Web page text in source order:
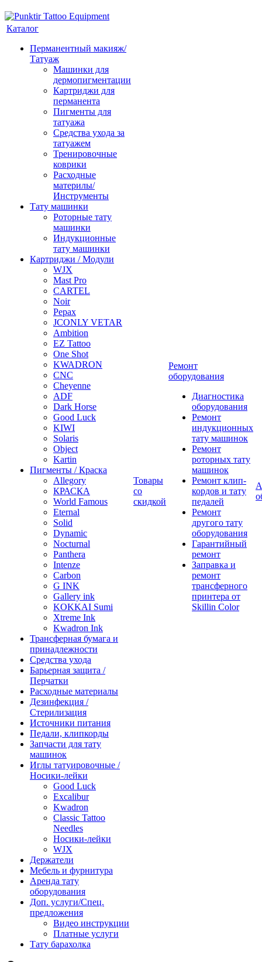
Каталог
Перманентный макияж/
Татуаж
Машинки для
дермопигментации
Картриджи для
перманента
Пигменты для
татуажа
Средства ухода за
татуажем
Тренировочные
коврики
Расходные
материлы/
Инструменты
Тату машинки
Роторные тату
машинки
Индукционные
тату машинки
Картриджи / Модули
WJX
Mast Pro
CARTEL
Noir
Pepax
JCONLY VETAR
Ambition
EZ Tattoo
One Shot
KWADRON
CNC
Cheyenne
ADF
Dark Horse
Good Luck
KIWI
Solaris
Object
Kartin
Пигменты / Краска
Allegory
КРАСКА
World Famous
Eternal
Solid
Dynamic
Nocturnal
Panthera
Intenze
Carbon
G INK
Gallery ink
KOKKAI Sumi
Xtreme Ink
Kwadron Ink
Трансферная бумага и
принадлежности
Средства ухода
Барьерная защита /
Перчатки
Расходные материалы
Дезинфекция /
Стерилизация
Источники питания
Педали, клипкорды
Запчасти для тату
машинок
Иглы татуировочные /
Носики-лейки
Good Luck
Excalibur
Kwadron
Classic Tattoo
Needles
Носики-лейки
WJX
Держатели
Мебель и фурнитура
Аренда тату
оборудования
Доп. услуги/Спец.
предложения
Видео инструкции
Платные услуги
Тату барахолка
Товары
со
скидкой
Ремонт
оборудования
Диагностика
оборудования
Ремонт
индукционных
тату машинок
Ремонт
роторных тату
машинок
Ремонт клип-
кордов и тату
педалей
Ремонт
другого тату
оборудования
Гарантийный
ремонт
Заправка и
ремонт
трансферного
принтера от
Skillin Color